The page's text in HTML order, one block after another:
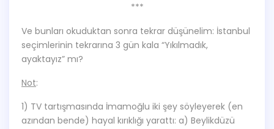
***
Ve bunları okuduktan sonra tekrar düşünelim: İstanbul
seçimlerinin tekrarına 3 gün kala “Yıkılmadık,
ayaktayız” mı?
Not:
1) TV tartışmasında İmamoğlu iki şey söyleyerek (en
azından bende) hayal kırıklığı yarattı: a) Beylikdüzü